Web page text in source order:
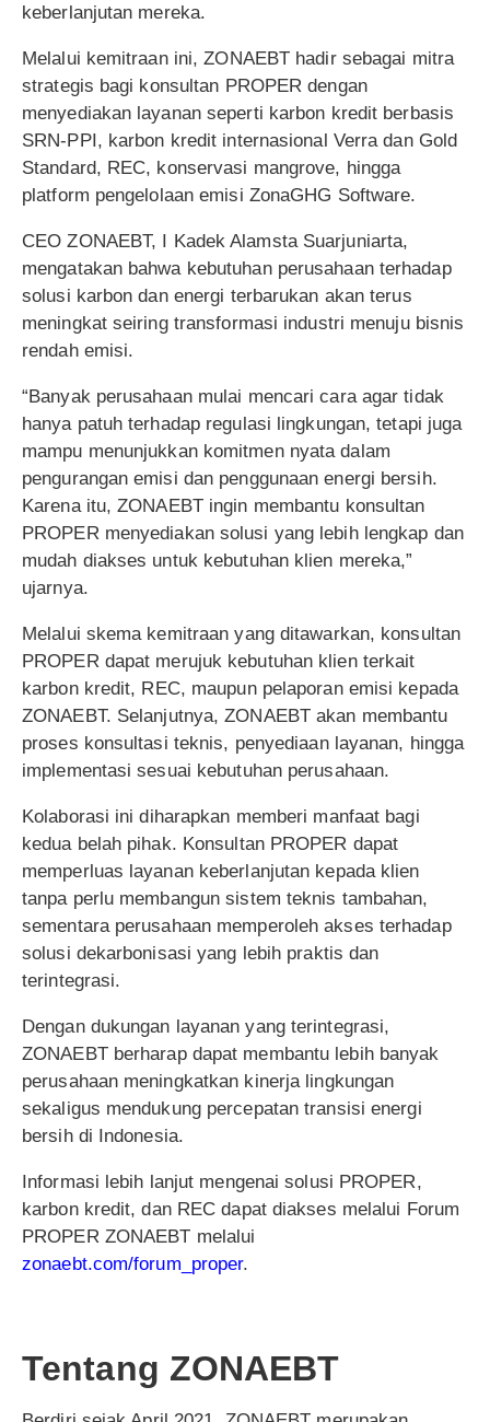
keberlanjutan mereka.
Melalui kemitraan ini, ZONAEBT hadir sebagai mitra
strategis bagi konsultan PROPER dengan
menyediakan layanan seperti karbon kredit berbasis
SRN-PPI, karbon kredit internasional Verra dan Gold
Standard, REC, konservasi mangrove, hingga
platform pengelolaan emisi ZonaGHG Software.
CEO ZONAEBT, I Kadek Alamsta Suarjuniarta,
mengatakan bahwa kebutuhan perusahaan terhadap
solusi karbon dan energi terbarukan akan terus
meningkat seiring transformasi industri menuju bisnis
rendah emisi.
“Banyak perusahaan mulai mencari cara agar tidak
hanya patuh terhadap regulasi lingkungan, tetapi juga
mampu menunjukkan komitmen nyata dalam
pengurangan emisi dan penggunaan energi bersih.
Karena itu, ZONAEBT ingin membantu konsultan
PROPER menyediakan solusi yang lebih lengkap dan
mudah diakses untuk kebutuhan klien mereka,”
ujarnya.
Melalui skema kemitraan yang ditawarkan, konsultan
PROPER dapat merujuk kebutuhan klien terkait
karbon kredit, REC, maupun pelaporan emisi kepada
ZONAEBT. Selanjutnya, ZONAEBT akan membantu
proses konsultasi teknis, penyediaan layanan, hingga
implementasi sesuai kebutuhan perusahaan.
Kolaborasi ini diharapkan memberi manfaat bagi
kedua belah pihak. Konsultan PROPER dapat
memperluas layanan keberlanjutan kepada klien
tanpa perlu membangun sistem teknis tambahan,
sementara perusahaan memperoleh akses terhadap
solusi dekarbonisasi yang lebih praktis dan
terintegrasi.
Dengan dukungan layanan yang terintegrasi,
ZONAEBT berharap dapat membantu lebih banyak
perusahaan meningkatkan kinerja lingkungan
sekaligus mendukung percepatan transisi energi
bersih di Indonesia.
Informasi lebih lanjut mengenai solusi PROPER,
karbon kredit, dan REC dapat diakses melalui Forum
PROPER ZONAEBT melalui
zonaebt.com/forum_proper.
Tentang ZONAEBT